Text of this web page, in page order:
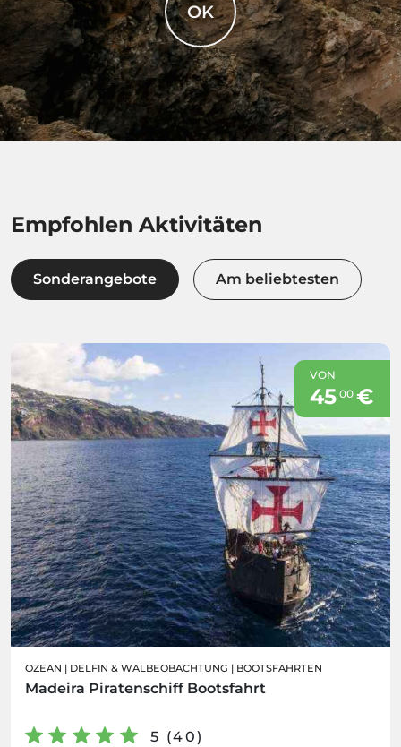
OK
Empfohlen Aktivitäten
Sonderangebote Am beliebtesten
VON
45 00€
OZEAN | DELFIN & WALBEOBACHTUNG | BOOTSFAHRTEN
Madeira Piratenschiff Bootsfahrt
5 (40)